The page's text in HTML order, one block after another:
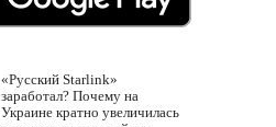
«Русский Starlink»
заработал? Почему на
Украине кратно увеличилась